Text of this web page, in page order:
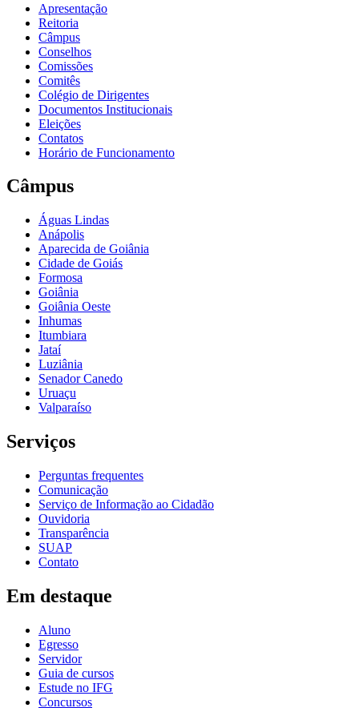
Apresentação
Reitoria
Câmpus
Conselhos
Comissões
Comitês
Colégio de Dirigentes
Documentos Institucionais
Eleições
Contatos
Horário de Funcionamento
Câmpus
Águas Lindas
Anápolis
Aparecida de Goiânia
Cidade de Goiás
Formosa
Goiânia
Goiânia Oeste
Inhumas
Itumbiara
Jataí
Luziânia
Senador Canedo
Uruaçu
Valparaíso
Serviços
Perguntas frequentes
Comunicação
Serviço de Informação ao Cidadão
Ouvidoria
Transparência
SUAP
Contato
Em destaque
Aluno
Egresso
Servidor
Guia de cursos
Estude no IFG
Concursos